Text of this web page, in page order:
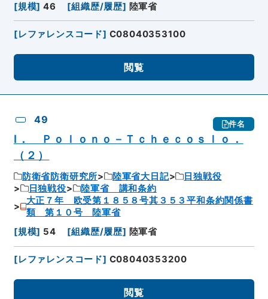
[規模] 46 [組織歴/履歴] 陸軍省
[レファレンスコード] C08040353100
閲覧
49 件名
Ⅰ． Ｐｏｌｏｎｏ－Ｔｃｈｅｃｏｓｌｏ．
（２）
防衛省防衛研究所 陸軍省大日記
日独戦役
日独戦役
陸軍省 講和条約
大正７年 欧受第１８５８号其３５３平和条約関係書
類 第１０号 陸軍省
[規模] 54 [組織歴/履歴] 陸軍省
[レファレンスコード] C08040353200
閲覧